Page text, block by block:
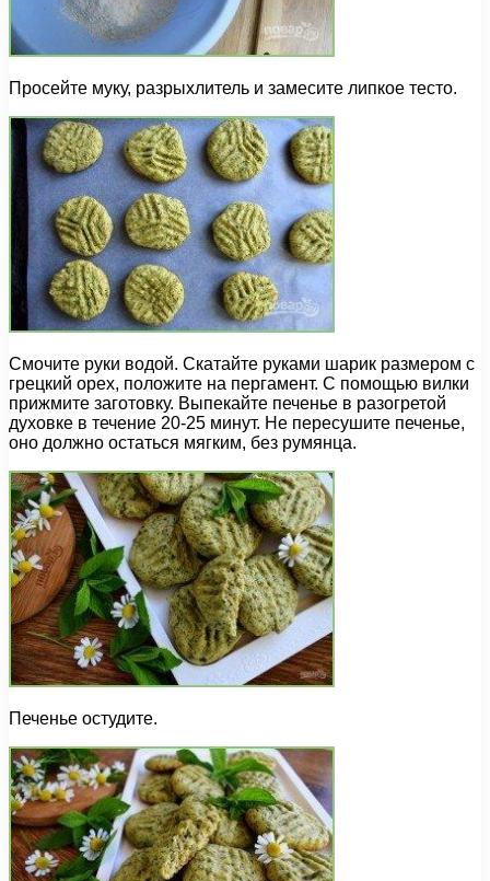
Просейте муку, разрыхлитель и замесите липкое тесто.
Смочите руки водой. Скатайте руками шарик размером с
грецкий орех, положите на пергамент. С помощью вилки
прижмите заготовку. Выпекайте печенье в разогретой
духовке в течение 20-25 минут. Не пересушите печенье,
оно должно остаться мягким, без румянца.
Печенье остудите.